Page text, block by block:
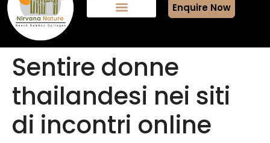
Enquire Now
Sentire donne
thailandesi nei siti
di incontri online